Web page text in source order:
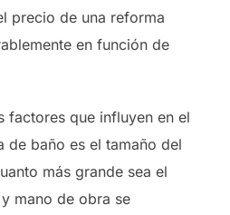
precio de una reforma
en función de
factores que influyen en el
de baño es el tamaño del
más grande sea el
mano de obra se